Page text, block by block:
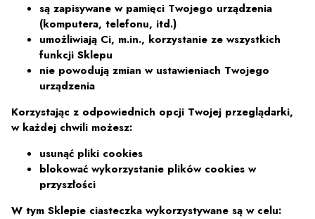
są zapisywane w pamięci Twojego urządzenia
(komputera, telefonu, itd.)
umożliwiają Ci, m.in., korzystanie ze wszystkich
funkcji Sklepu
nie powodują zmian w ustawieniach Twojego
urządzenia
Korzystając z odpowiednich opcji Twojej przeglądarki,
w każdej chwili możesz:
usunąć pliki cookies
blokować wykorzystanie plików cookies w
przyszłości
W tym Sklepie ciasteczka wykorzystywane są w celu: